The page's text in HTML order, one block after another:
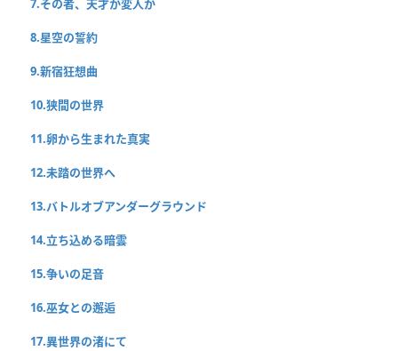
7.その者、天才か変人か
8.星空の誓約
9.新宿狂想曲
10.狭間の世界
11.卵から生まれた真実
12.未踏の世界へ
13.バトルオブアンダーグラウンド
14.立ち込める暗雲
15.争いの足音
16.巫女との邂逅
17.異世界の渚にて